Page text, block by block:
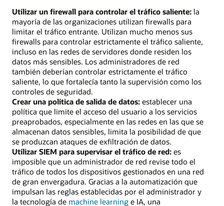
Utilizar un firewall para controlar el tráfico saliente: la
mayoría de las organizaciones utilizan firewalls para
limitar el tráfico entrante. Utilizan mucho menos sus
firewalls para controlar estrictamente el tráfico saliente,
incluso en las redes de servidores donde residen los
datos más sensibles. Los administradores de red
también deberían controlar estrictamente el tráfico
saliente, lo que fortalecía tanto la supervisión como los
controles de seguridad.
Crear una política de salida de datos: establecer una
política que limite el acceso del usuario a los servicios
preaprobados, especialmente en las redes en las que se
almacenan datos sensibles, limita la posibilidad de que
se produzcan ataques de exfiltración de datos.
Utilizar SIEM para supervisar el tráfico de red: es
imposible que un administrador de red revise todo el
tráfico de todos los dispositivos gestionados en una red
de gran envergadura. Gracias a la automatización que
impulsan las reglas establecidas por el administrador y
la tecnología de machine learning e IA, una